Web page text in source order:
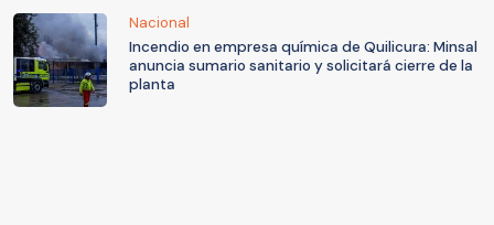
Nacional
Incendio en empresa química de Quilicura: Minsal
anuncia sumario sanitario y solicitará cierre de la
planta